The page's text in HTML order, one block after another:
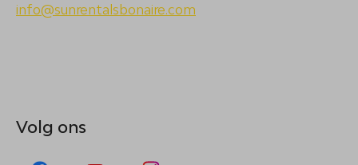
info@sunrentalsbonaire.com
Volg ons